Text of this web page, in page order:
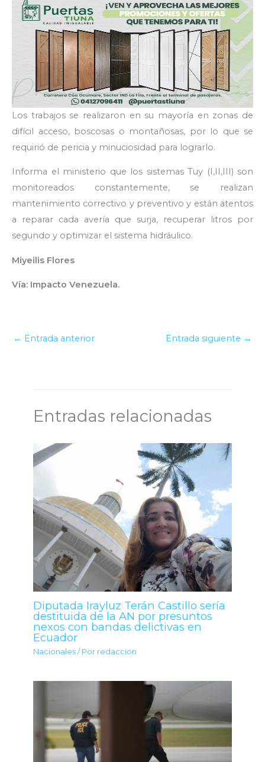
Los trabajos se realizaron en su mayoría en zonas de
difícil acceso, boscosas o montañosas, por lo que se
requirió de pericia y minuciosidad para lograrlo.
Informa el ministerio que los sistemas Tuy (I,II,III) son
monitoreados constantemente, se realizan
mantenimiento correctivo y preventivo y están atentos
a reparar cada avería que surja, recuperar litros por
segundo y optimizar el sistema hidráulico.
Miyeilis Flores
Vía: Impacto Venezuela.
← Entrada anterior Entrada siguiente →
Entradas relacionadas
Diputada Irayluz Terán Castillo sería
destituida de la AN por presuntos
nexos con bandas delictivas en
Ecuador
Nacionales / Por redaccion